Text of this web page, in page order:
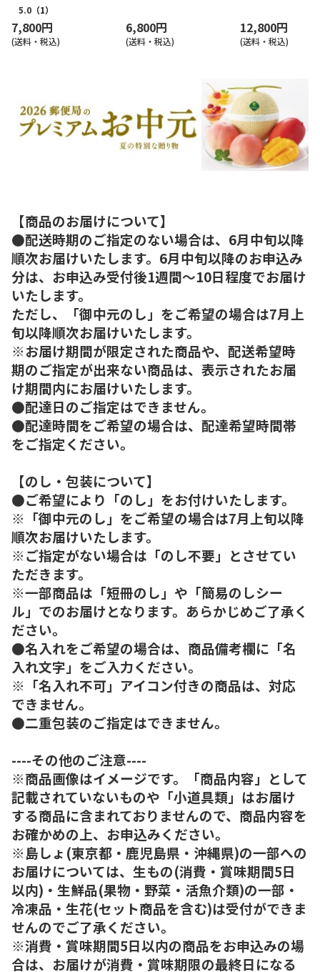
5.0 （1）
7,800円
(送料・税込)
6,800円
(送料・税込)
12,800円
(送料・税込)
【商品のお届けについて】
●配送時期のご指定のない場合は、6月中旬以降
順次お届けいたします。6月中旬以降のお申込み
分は、お申込み受付後1週間～10日程度でお届け
いたします。
ただし、「御中元のし」をご希望の場合は7月上
旬以降順次お届けいたします。
※お届け期間が限定された商品や、配送希望時
期のご指定が出来ない商品は、表示されたお届
け期間内にお届けいたします。
●配達日のご指定はできません。
●配達時間をご希望の場合は、配達希望時間帯
をご指定ください。
【のし・包装について】
●ご希望により「のし」をお付けいたします。
※「御中元のし」をご希望の場合は7月上旬以降
順次お届けいたします。
※ご指定がない場合は「のし不要」とさせてい
ただきます。
※一部商品は「短冊のし」や「簡易のしシー
ル」でのお届けとなります。あらかじめご了承く
ださい。
●名入れをご希望の場合は、商品備考欄に「名
入れ文字」をご入力ください。
※「名入れ不可」アイコン付きの商品は、対応
できません。
●二重包装のご指定はできません。
----その他のご注意----
※商品画像はイメージです。「商品内容」として
記載されていないものや「小道具類」はお届け
する商品に含まれておりませんので、商品内容を
お確かめの上、お申込みください。
※島しょ(東京都・鹿児島県・沖縄県)の一部への
お届けについては、生もの(消費・賞味期間5日
以内)・生鮮品(果物・野菜・活魚介類)の一部・
冷凍品・生花(セット商品を含む)は受付ができま
せんのでご了承ください。
※消費・賞味期間5日以内の商品をお申込みの場
合は、お届けが消費・賞味期限の最終日になる